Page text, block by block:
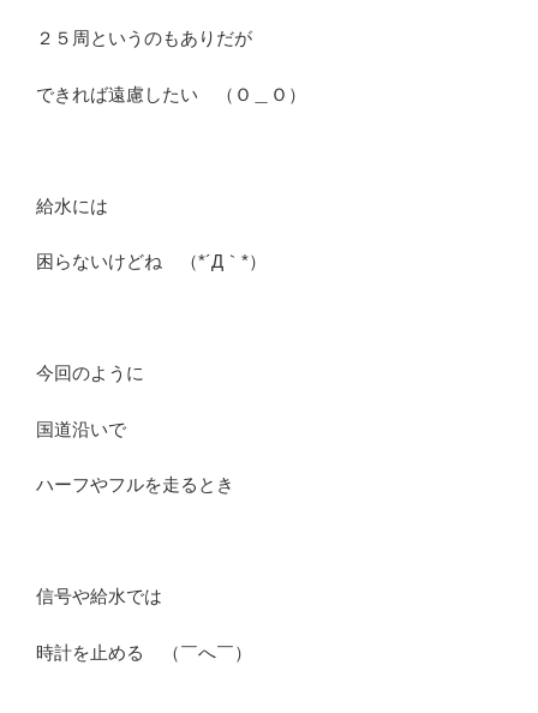
２５周というのもありだが
できれば遠慮したい （Ｏ＿Ｏ）
給水には
困らないけどね （*´Д｀*）
今回のように
国道沿いで
ハーフやフルを走るとき
信号や給水では
時計を止める （￣へ￣）